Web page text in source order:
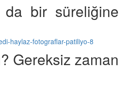
da bir süreliğine
Gereksiz zaman